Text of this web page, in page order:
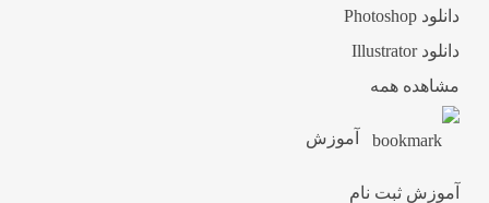
دانلود Photoshop
دانلود Illustrator
مشاهده همه
آموزش
آموزش ثبت نام